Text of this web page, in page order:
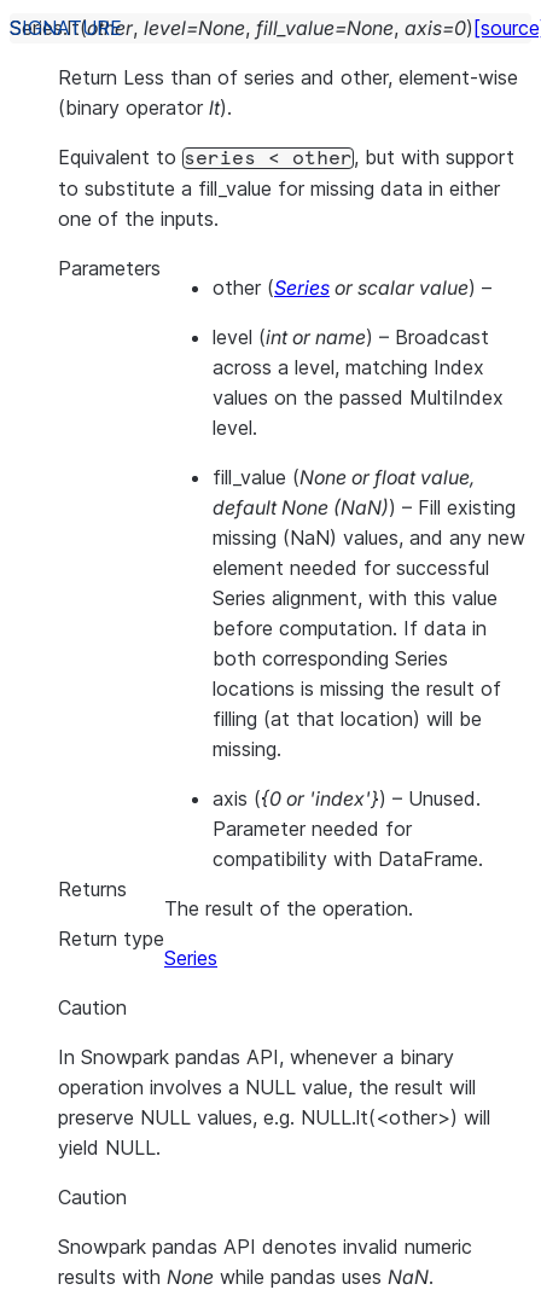
Series.lt(other, level=None, fill_value=None, axis=0)
Return Less than of series and other, element-wise
(binary operator lt).
Equivalent to series < other, but with support
to substitute a fill_value for missing data in either
one of the inputs.
Parameters
other (Series orscalar value) –
level (intorname) – Broadcast
across a level, matching Index
values on the passed MultiIndex
level.
fill_value (None orfloat value,
default None (NaN)) – Fill existing
missing (NaN) values, and any new
element needed for successful
Series alignment, with this value
before computation. If data in
both corresponding Series
locations is missing the result of
filling (at that location) will be
missing.
axis ({0 or 'index'}) – Unused.
Parameter needed for
compatibility with DataFrame.
Returns
The result of the operation.
Return type
Series
Caution
In Snowpark pandas API, whenever a binary
operation involves a NULL value, the result will
preserve NULL values, e.g. NULL.lt(<other>) will
yield NULL.
Caution
Snowpark pandas API denotes invalid numeric
results with None while pandas uses NaN.